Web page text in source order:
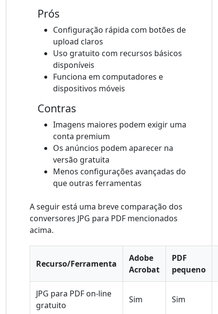
Prós
Configuração rápida com botões de
upload claros
Uso gratuito com recursos básicos
disponíveis
Funciona em computadores e
dispositivos móveis
Contras
Imagens maiores podem exigir uma
conta premium
Os anúncios podem aparecer na
versão gratuita
Menos configurações avançadas do
que outras ferramentas
A seguir está uma breve comparação dos
conversores JPG para PDF mencionados
acima.
Recurso/Ferramenta
Adobe
Acrobat
PDF
pequeno
JPG para PDF on-line
gratuito
Sim Sim